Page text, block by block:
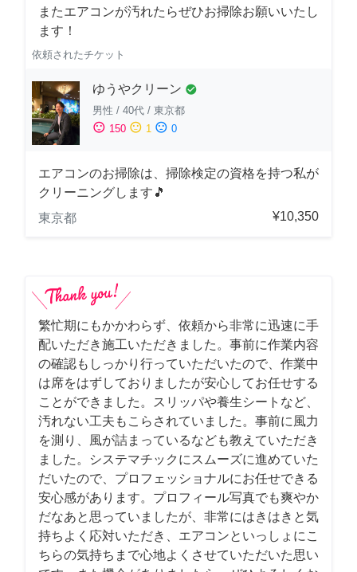
またエアコンが汚れたらぜひお掃除お願いいたし
ます！
依頼されたチケット
ゆうやクリーン check_circle
男性 / 40代 / 東京都
sentiment_satisfied 150 sentiment_neutral 1 sentiment_dissatisfied 0
エアコンのお掃除は、掃除検定の資格を持つ私が
クリーニングします🎵
東京都
¥10,350
繁忙期にもかかわらず、依頼から非常に迅速に手
配いただき施工いただきました。事前に作業内容
の確認もしっかり行っていただいたので、作業中
は席をはずしておりましたが安心してお任せする
ことができました。スリッパや養生シートなど、
汚れない工夫もこらされていました。事前に風力
を測り、風が詰まっているなども教えていただき
ました。システマチックにスムーズに進めていた
だいたので、プロフェッショナルにお任せできる
安心感があります。プロフィール写真でも爽やか
だなあと思っていましたが、非常にはきはきと気
持ちよく応対いただき、エアコンといっしょにこ
ちらの気持ちまで心地よくさせていただいた思い